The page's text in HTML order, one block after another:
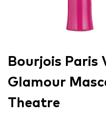
Bourjois Paris
Glamour
Theatre